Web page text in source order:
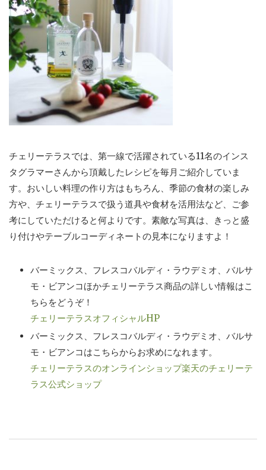
チェリーテラスでは、第一線で活躍されている11名のインス
タグラマーさんから頂戴したレシピを毎月ご紹介していま
す。おいしい料理の作り方はもちろん、季節の食材の楽しみ
方や、チェリーテラスで扱う道具や食材を活用法など、ご参
考にしていただけると何よりです。素敵な写真は、きっと盛
り付けやテーブルコーディネートの見本になりますよ！
バーミックス、フレスコバルディ・ラウデミオ、バルサ
モ・ビアンコほかチェリーテラス商品の詳しい情報はこ
ちらをどうぞ！
チェリーテラスオフィシャルHP
バーミックス、フレスコバルディ・ラウデミオ、バルサ
モ・ビアンコはこちらからお求めになれます。
チェリーテラスのオンラインショップ楽天のチェリーテ
ラス公式ショップ